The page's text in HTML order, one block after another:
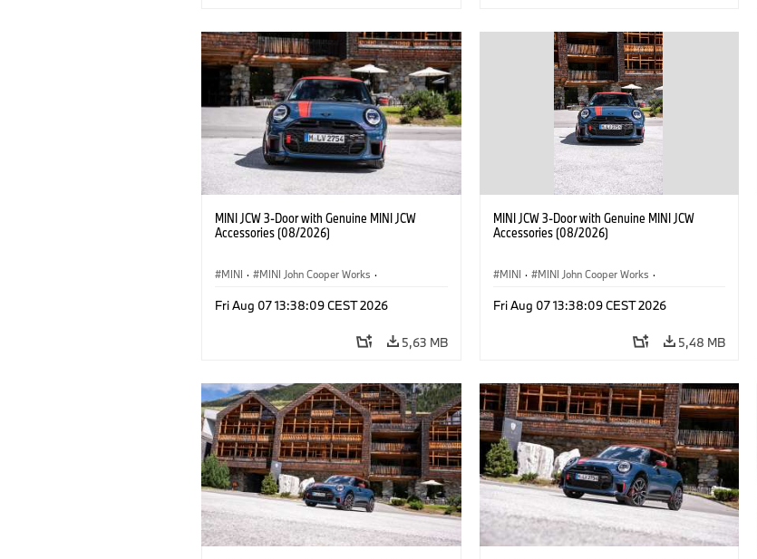
MINI JCW 3-Door with Genuine MINI JCW
Accessories (08/2026)
MINI · MINI John Cooper Works ·
Opcionális extrák, kiegészítők
Fri Aug 07 13:38:09 CEST 2026
5,63 MB
MINI JCW 3-Door with Genuine MINI JCW
Accessories (08/2026)
MINI · MINI John Cooper Works ·
Opcionális extrák, kiegészítők
Fri Aug 07 13:38:09 CEST 2026
5,48 MB